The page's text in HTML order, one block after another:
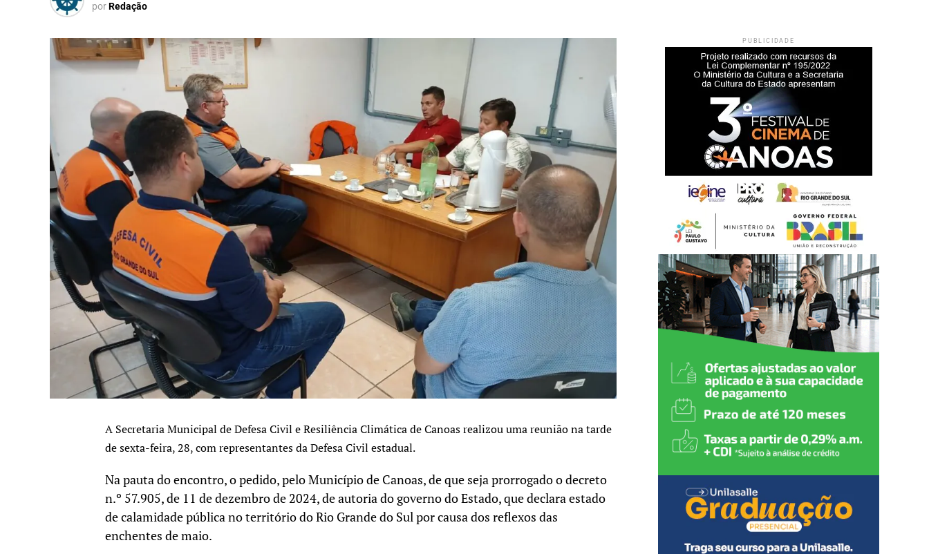
porRedação
A Secretaria Municipal de Defesa Civil e Resiliência Climática de Canoas realizou uma reunião na tarde
de sexta-feira, 28, com representantes da Defesa Civil estadual.
Na pauta do encontro, o pedido, pelo Município de Canoas, de que seja prorrogado o decreto
n.º 57.905, de 11 de dezembro de 2024, de autoria do governo do Estado, que declara estado
de calamidade pública no território do Rio Grande do Sul por causa dos reflexos das
enchentes de maio.
PUBLICIDADE